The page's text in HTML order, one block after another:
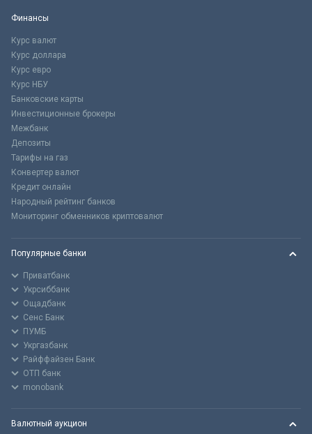
Финансы
Курс валют
Курс доллара
Курс евро
Курс НБУ
Банковские карты
Инвестиционные брокеры
Межбанк
Депозиты
Тарифы на газ
Конвертер валют
Кредит онлайн
Народный рейтинг банков
Мониторинг обменников криптовалют
Популярные банки
Приватбанк
Укрсиббанк
Ощадбанк
Сенс Банк
ПУМБ
Укргазбанк
Райффайзен Банк
ОТП банк
monobank
Валютный аукцион